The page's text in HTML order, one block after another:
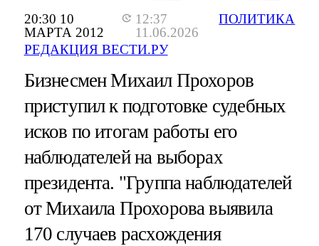
20:30 10
МАРТА 2012
12:37
11.06.2026
РЕДАКЦИЯ ВЕСТИ.РУ
ПОЛИТИКА
Бизнесмен Михаил Прохоров
приступил к подготовке судебных
исков по итогам работы его
наблюдателей на выборах
президента. "Группа наблюдателей
от Михаила Прохорова выявила
170 случаев расхождения